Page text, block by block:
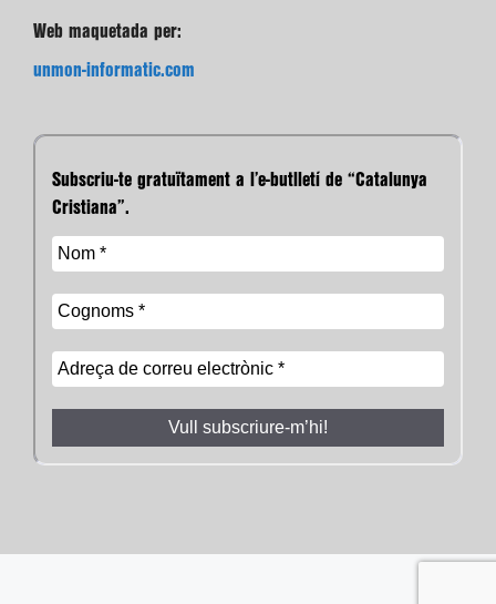
Web maquetada per:
unmon-informatic.com
Subscriu-te gratuïtament a l’e-butlletí de “Catalunya
Cristiana”.